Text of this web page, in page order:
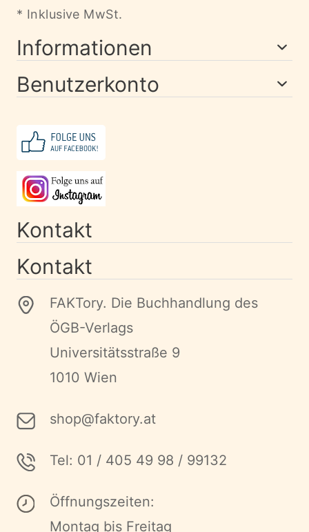
* Inklusive MwSt.
Informationen
Benutzerkonto
Kontakt
Kontakt
FAKTory. Die Buchhandlung des
ÖGB-Verlags
Universitätsstraße 9
1010 Wien
shop@faktory.at
Tel: 01 / 405 49 98 / 99132
Öffnungszeiten:
Montag bis Freitag